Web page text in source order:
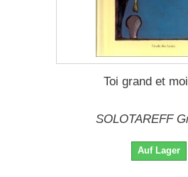
Toi grand et
SOLOTAREFF
Auf Lager